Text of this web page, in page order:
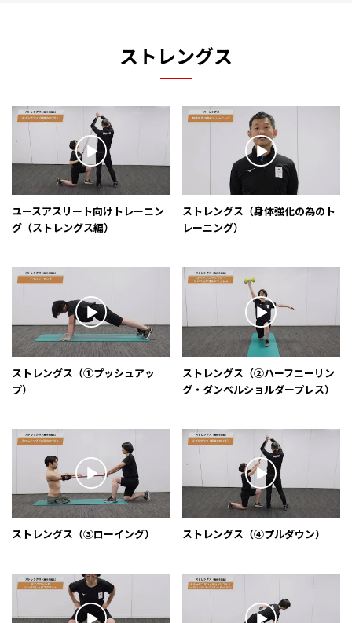
ストレングス
ユースアスリート向けトレーニン
グ（ストレングス編）
ストレングス（身体強化の為のト
レーニング）
ストレングス（①プッシュアッ
プ）
ストレングス（②ハーフニーリン
グ・ダンベルショルダープレス）
ストレングス（③ローイング） ストレングス（④プルダウン）